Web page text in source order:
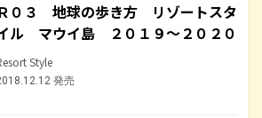
０３ 地球の歩き方 リゾートスタ
ル マウイ島 ２０１９～２０２０
Style
発売